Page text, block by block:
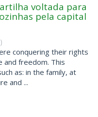
voltada para
pela capital
)
conquering their rights
and freedom. This
as: in the family, at
and ...